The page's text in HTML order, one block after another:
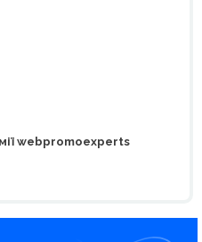
webpromoexperts